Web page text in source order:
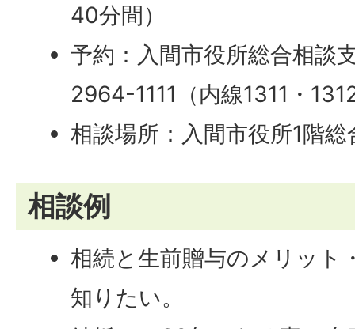
40分間）
予約：入間市役所総合相談
2964-1111（内線1311・
相談場所：入間市役所1階
相談例
相続と生前贈与のメリット
知りたい。